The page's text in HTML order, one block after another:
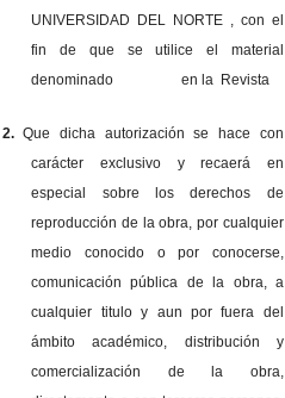
UNIVERSIDAD DEL NORTE , con el
fin de que se utilice el material
denominado en la Revista
2. Que dicha autorización se hace con
carácter exclusivo y recaerá en
especial sobre los derechos de
reproducción de la obra, por cualquier
medio conocido o por conocerse,
comunicación pública de la obra, a
cualquier titulo y aun por fuera del
ámbito académico, distribución y
comercialización de la obra,